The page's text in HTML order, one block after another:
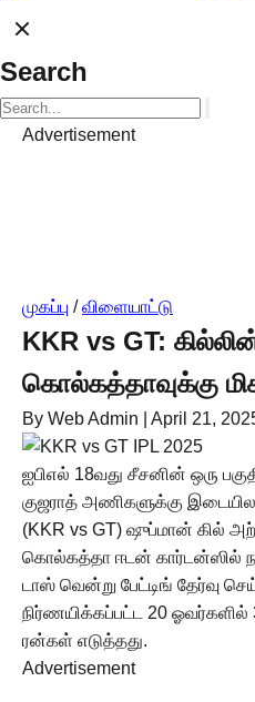
Search
Advertisement
முகப்பு / விளையாட்டு
KKR vs GT:
கொல்கத்தாவுக்கு
By Web Admin April 21,
ஐபிஎல் 18வது சீசனின் ஒரு
குஜராத் அணிகளுக்கு
(KKR vs GT) ஷுப்மான் கில்
கொல்கத்தா ஈடன் கார்டன்ஸில்
டாஸ் வென்று பேட்டிங் தேர்வு
நிர்ணயிக்கப்பட்ட 20 ஓவர்களில்
ரன்கள் எடுத்தது.
Advertisement